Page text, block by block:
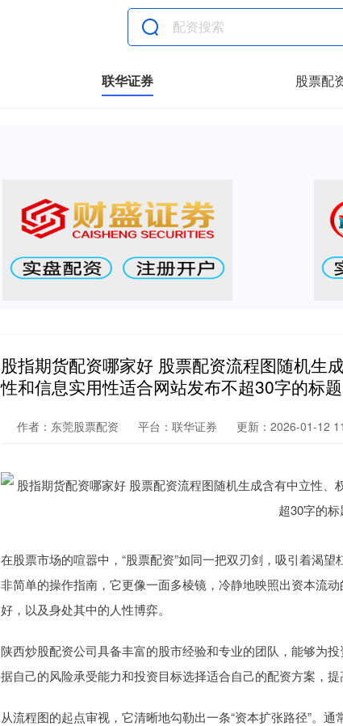
联华证券 股票配
股指期货配资哪家好 股票配资流程图随机生
性和信息实用性适合网站发布不超30字的标题
作者：东莞股票配资 平台：联华证券 更新：2026-01-12
在股票市场的喧嚣中，“股票配资”如同一把双刃剑，吸引着渴
非简单的操作指南，它更像一面多棱镜，冷静地映照出资本流
好，以及身处其中的人性博弈。
陕西炒股配资公司具备丰富的股市经验和专业的团队，能够为
据自己的风险承受能力和投资目标选择适合自己的配资方案，提
从流程图的起点审视，它清晰地勾勒出一条“资本扩张路径”。